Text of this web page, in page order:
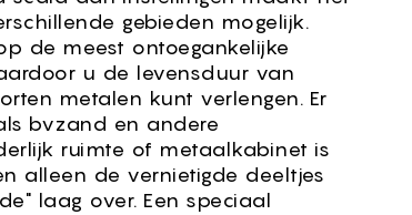
gebieden mogelijk.
de meest ontoegankelijke
u de levensduur van
metalen kunt verlengen. Er
bvzand en andere
ruimte of metaalkabinet is
alleen de vernietigde deeltjes
laag over. Een speciaal